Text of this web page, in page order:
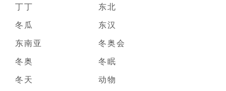
丁丁
东北
冬瓜
东汉
东南亚
冬奥会
冬奥
冬眠
冬天
动物